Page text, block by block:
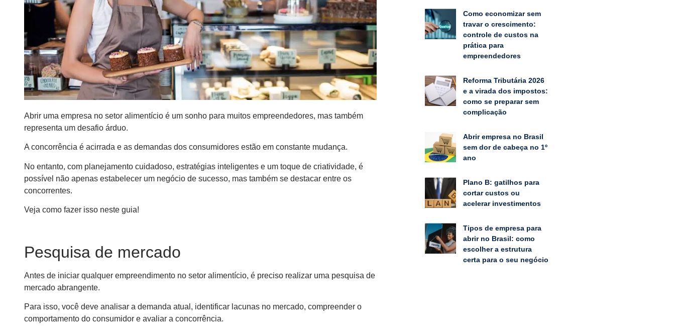
Abrir uma empresa no setor alimentício é um sonho para muitos empreendedores, mas também
representa um desafio árduo.
A concorrência é acirrada e as demandas dos consumidores estão em constante mudança.
No entanto, com planejamento cuidadoso, estratégias inteligentes e um toque de criatividade, é
possível não apenas estabelecer um negócio de sucesso, mas também se destacar entre os
concorrentes.
Veja como fazer isso neste guia!
Pesquisa de mercado
Antes de iniciar qualquer empreendimento no setor alimentício, é preciso realizar uma pesquisa de
mercado abrangente.
Para isso, você deve analisar a demanda atual, identificar lacunas no mercado, compreender o
comportamento do consumidor e avaliar a concorrência.
Como economizar sem
travar o crescimento:
controle de custos na
prática para
empreendedores
Reforma Tributária 2026
e a virada dos impostos:
como se preparar sem
complicação
Abrir empresa no Brasil
sem dor de cabeça no 1º
ano
Plano B: gatilhos para
cortar custos ou
acelerar investimentos
Tipos de empresa para
abrir no Brasil: como
escolher a estrutura
certa para o seu negócio